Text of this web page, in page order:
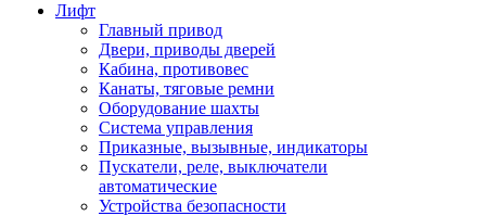
Лифт
Главный привод
Двери, приводы дверей
Кабина, противовес
Канаты, тяговые ремни
Оборудование шахты
Система управления
Приказные, вызывные, индикаторы
Пускатели, реле, выключатели
автоматические
Устройства безопасности